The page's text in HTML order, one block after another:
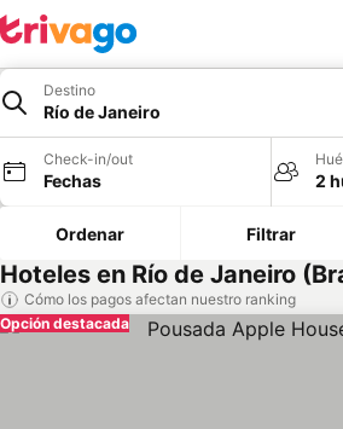
Destino
Río de Janeiro
Check-in/out
Fechas 2
Ordenar Filtrar
Hoteles en Río de Janeiro
Cómo los pagos afectan nuestro ranking
Opción destacada